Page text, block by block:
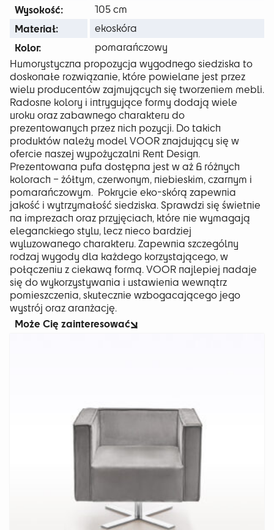
Wysokość: 105 cm
Materiał: ekoskóra
Kolor:
pomarańczowy
Humorystyczna propozycja wygodnego siedziska to
doskonałe rozwiązanie, które powielane jest przez
wielu producentów zajmujących się tworzeniem mebli.
Radosne kolory i intrygujące formy dodają wiele
uroku oraz zabawnego charakteru do
prezentowanych przez nich pozycji. Do takich
produktów należy model VOOR znajdujący się w
ofercie naszej wypożyczalni Rent Design.
Prezentowana pufa dostępna jest w aż 6 różnych
kolorach – żółtym, czerwonym, niebieskim, czarnym i
pomarańczowym. Pokrycie eko-skórą zapewnia
jakość i wytrzymałość siedziska. Sprawdzi się świetnie
na imprezach oraz przyjęciach, które nie wymagają
eleganckiego stylu, lecz nieco bardziej
wyluzowanego charakteru. Zapewnia szczególny
rodzaj wygody dla każdego korzystającego, w
połączeniu z ciekawą formą. VOOR najlepiej nadaje
się do wykorzystywania i ustawienia wewnątrz
pomieszczenia, skutecznie wzbogacającego jego
wystrój oraz aranżację.
Może Cię zainteresować